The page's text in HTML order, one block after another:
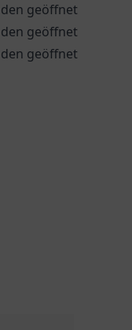
geöffnet
geöffnet
geöffnet